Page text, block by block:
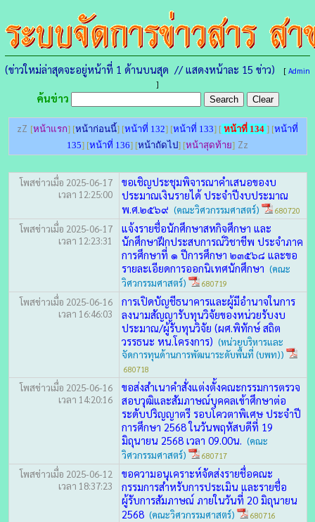
(ข่าวใหม่ล่าสุดจะอยู่หน้าที่ 1 ด้านบนสุด // แสดงหน้าละ 15 ข่าว) [ Admin
]
ค้นข่าว
zZ [หน้าแรก] [หน้าก่อนนี้] [หน้าที่ 132] [หน้าที่ 133] [ หน้าที่ 134 ] [หน้าที่
135] [หน้าที่ 136] [หน้าถัดไป] [หน้าสุดท้าย] Zz
โพสข่าวเมื่อ 2025-06-17
เวลา 12:25:00
ขอเชิญประชุมพิจารณาคำเสนอของบ
ประมาณเงินรายได้ ประจำปีงบประมาณ
พ.ศ.๒๕๖๙ (คณะวิศวกรรมศาสตร์) 680720
โพสข่าวเมื่อ 2025-06-17
เวลา 12:23:31
แจ้งรายชื่อนักศึกษาสหกิจศึกษา และ
นักศึกษาฝึกประสบการณ์วิชาชีพ ประจำภาค
การศึกษาที่ ๑ ปีการศึกษา ๒๓๕๖๘ และขอ
รายละเอียดการออกนิเทศนักศึกษา (คณะ
วิศวกรรมศาสตร์)
680719
โพสข่าวเมื่อ 2025-06-16
เวลา 16:46:03
การเปิดบัญชีธนาคารและผู้มีอำนาจในการ
ลงนามสัญญารับทุนวิจัยของหน่วยรับงบ
ประมาณ/ผู้รับทุนวิจัย (ผศ.พิทักษ์ สถิต
วรรธนะ หน.โครงการ) (หน่วยบริหารและ
จัดการทุนด้านการพัฒนาระดับพื้นที่ (บพท))
680718
โพสข่าวเมื่อ 2025-06-16
เวลา 14:20:16
ขอส่งสำเนาคำสั่งแต่งตั้งคณะกรรมการตรวจ
สอบวุฒิและสัมภาษณ์บุคคลเข้าศึกษาต่อ
ระดับปริญญาตรี รอบโควตาพิเศษ ประจำปี
การศึกษา 2568 ในวันพฤหัสบดีที่ 19
มิถุนายน 2568 เวลา 09.00น. (คณะ
วิศวกรรมศาสตร์)
680717
โพสข่าวเมื่อ 2025-06-12
เวลา 18:37:23
ขอความอนุเคราะห์จัดส่งรายชื่อคณะ
กรรมการสำหรับการประเมิน และรายชื่อ
ผู้รับการสัมภาษณ์ ภายในวันที่ 20 มิถุนายน
2568 (คณะวิศวกรรมศาสตร์) 680716